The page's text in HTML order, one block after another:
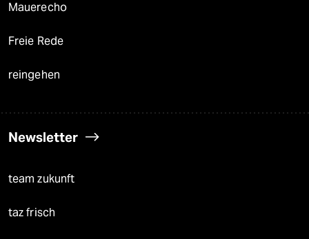
Mauerecho
Freie Rede
reingehen
Newsletter
team zukunft
taz frisch